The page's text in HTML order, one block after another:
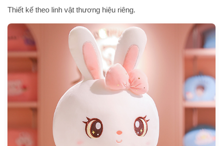
Thiết kế theo linh vật thương hiệu riêng.